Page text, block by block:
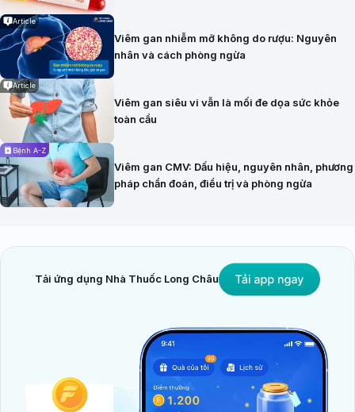
Article
Viêm gan nhiễm mỡ không do rượu: Nguyên
nhân và cách phòng ngừa
Article
Viêm gan siêu vi vẫn là mối đe dọa sức khỏe
toàn cầu
Bệnh A-Z
Viêm gan CMV: Dấu hiệu, nguyên nhân, phương
pháp chẩn đoán, điều trị và phòng ngừa
Tải ứng dụng Nhà Thuốc Long Châu